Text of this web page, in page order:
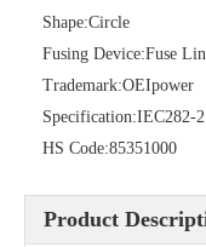
Shape:Circle
Fusing Device:Fuse
Trademark:OEIpower
Specification:IEC282-
HS Code:85351000
Product